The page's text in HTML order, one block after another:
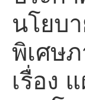
นโยบ
พิเศษ
เรื่อง